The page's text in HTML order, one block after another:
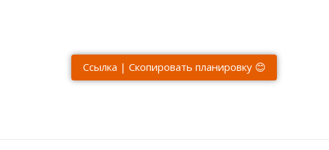
Ссылка | Скопировать планировку 😊